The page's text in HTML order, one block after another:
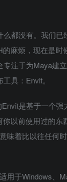
么都没有。我们已
麻烦，现在是时
专注于为Maya建
具：Envlt。
是基于一个强
以前使用过的东
味着比以往任何
用于Windows、